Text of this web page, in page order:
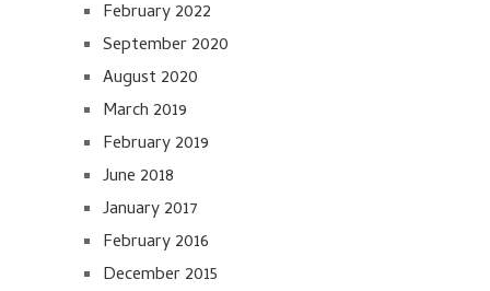
February 2022
September 2020
August 2020
March 2019
February 2019
June 2018
January 2017
February 2016
December 2015